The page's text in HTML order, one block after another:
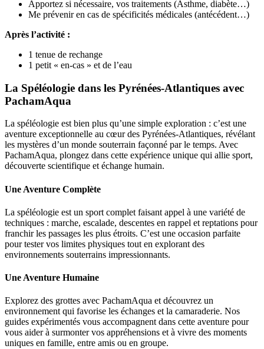
Apportez si nécessaire, vos traitements (Asthme, diabète…)
Me prévenir en cas de spécificités médicales (antécédent…)
Après l’activité :
1 tenue de rechange
1 petit « en-cas » et de l’eau
La Spéléologie dans les Pyrénées-Atlantiques avec
PachamAqua
La spéléologie est bien plus qu’une simple exploration : c’est une
aventure exceptionnelle au cœur des Pyrénées-Atlantiques, révélant
les mystères d’un monde souterrain façonné par le temps. Avec
PachamAqua, plongez dans cette expérience unique qui allie sport,
découverte scientifique et échange humain.
Une Aventure Complète
La spéléologie est un sport complet faisant appel à une variété de
techniques : marche, escalade, descentes en rappel et reptations pour
franchir les passages les plus étroits. C’est une occasion parfaite
pour tester vos limites physiques tout en explorant des
environnements souterrains impressionnants.
Une Aventure Humaine
Explorez des grottes avec PachamAqua et découvrez un
environnement qui favorise les échanges et la camaraderie. Nos
guides expérimentés vous accompagnent dans cette aventure pour
vous aider à surmonter vos appréhensions et à vivre des moments
uniques en famille, entre amis ou en groupe.